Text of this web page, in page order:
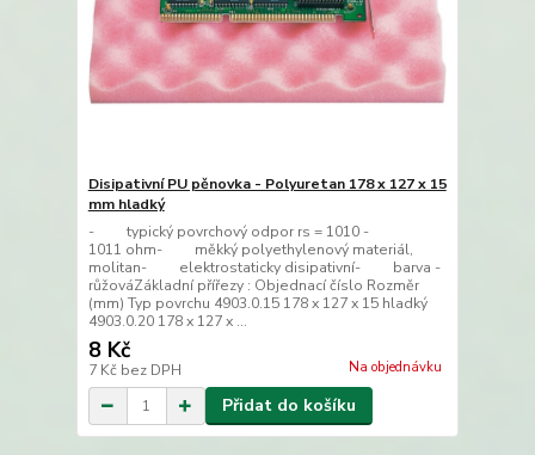
Disipativní PU pěnovka - Polyuretan 178 x 127 x 15
mm hladký
- typický povrchový odpor rs = 1010 -
1011 ohm- měkký polyethylenový materiál,
molitan- elektrostaticky disipativní- barva -
růžováZákladní přířezy : Objednací číslo Rozměr
(mm) Typ povrchu 4903.0.15 178 x 127 x 15 hladký
4903.0.20 178 x 127 x ...
8 Kč
7 Kč bez DPH Na objednávku
Přidat do košíku